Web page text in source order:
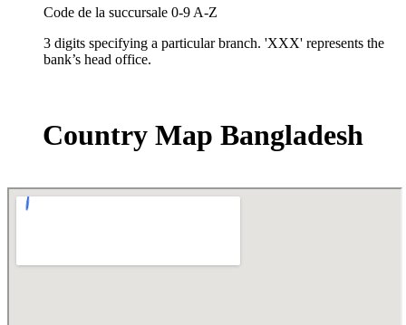
Code de la succursale 0-9 A-Z
3 digits specifying a particular branch. 'XXX' represents the
bank’s head office.
Country Map Bangladesh